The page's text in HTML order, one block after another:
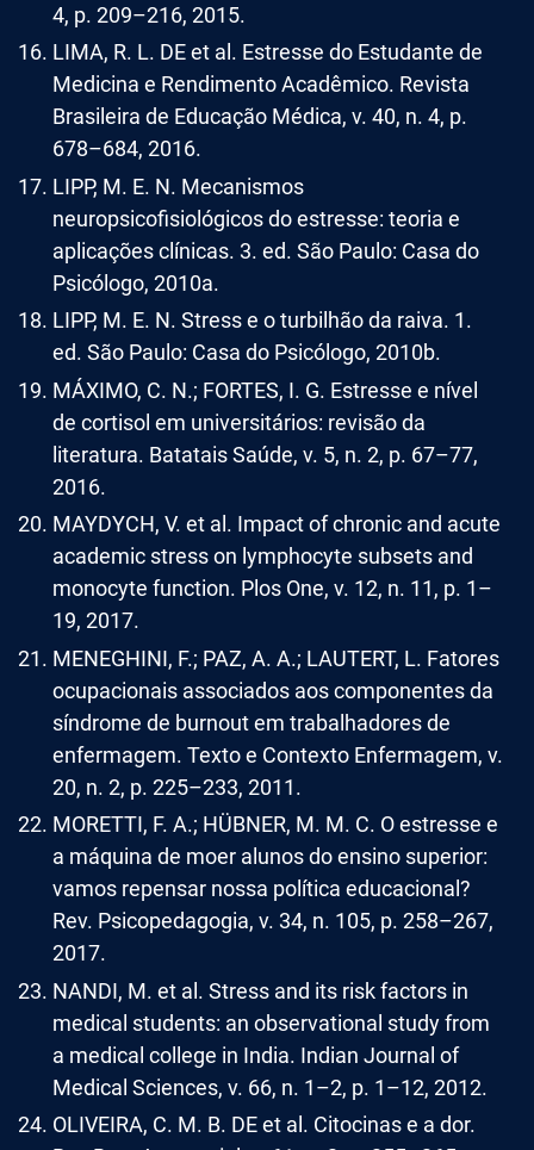
4, p. 209–216, 2015.
LIMA, R. L. DE et al. Estresse do Estudante de
Medicina e Rendimento Acadêmico. Revista
Brasileira de Educação Médica, v. 40, n. 4, p.
678–684, 2016.
LIPP, M. E. N. Mecanismos
neuropsicofisiológicos do estresse: teoria e
aplicações clínicas. 3. ed. São Paulo: Casa do
Psicólogo, 2010a.
LIPP, M. E. N. Stress e o turbilhão da raiva. 1.
ed. São Paulo: Casa do Psicólogo, 2010b.
MÁXIMO, C. N.; FORTES, I. G. Estresse e nível
de cortisol em universitários: revisão da
literatura. Batatais Saúde, v. 5, n. 2, p. 67–77,
2016.
MAYDYCH, V. et al. Impact of chronic and acute
academic stress on lymphocyte subsets and
monocyte function. Plos One, v. 12, n. 11, p. 1–
19, 2017.
MENEGHINI, F.; PAZ, A. A.; LAUTERT, L. Fatores
ocupacionais associados aos componentes da
síndrome de burnout em trabalhadores de
enfermagem. Texto e Contexto Enfermagem, v.
20, n. 2, p. 225–233, 2011.
MORETTI, F. A.; HÜBNER, M. M. C. O estresse e
a máquina de moer alunos do ensino superior:
vamos repensar nossa política educacional?
Rev. Psicopedagogia, v. 34, n. 105, p. 258–267,
2017.
NANDI, M. et al. Stress and its risk factors in
medical students: an observational study from
a medical college in India. Indian Journal of
Medical Sciences, v. 66, n. 1–2, p. 1–12, 2012.
OLIVEIRA, C. M. B. DE et al. Citocinas e a dor.